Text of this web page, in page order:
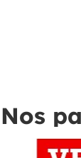
Nos